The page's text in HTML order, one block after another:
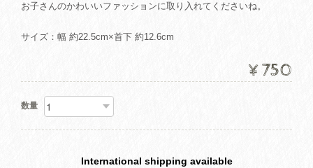
お子さんのかわいいファッションに取り入れてくださいね。
サイズ：幅 約22.5cm×首下 約12.6cm
¥750
数量
International shipping available